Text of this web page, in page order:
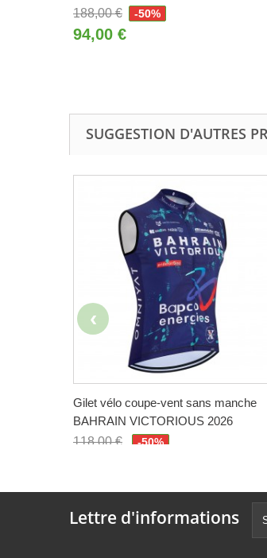
188,00 €
-50%
94,00 €
SUGGESTION D'AUTRES
Gilet vélo coupe-vent sans manche
BAHRAIN VICTORIOUS 2026
118,00 €
-50%
Lettre d'informations